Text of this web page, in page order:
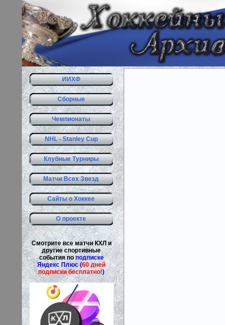
ИИХФ
Сборные
Чемпионаты
NHL - Stanley Cup
Клубные Турниры
Матчи Всех Звезд
Сайты о Хоккее
О проекте
Смотрите все матчи КХЛ и
другие спортивные
события поподписке
Яндекс Плюс (60 дней
подписки бесплатно!)